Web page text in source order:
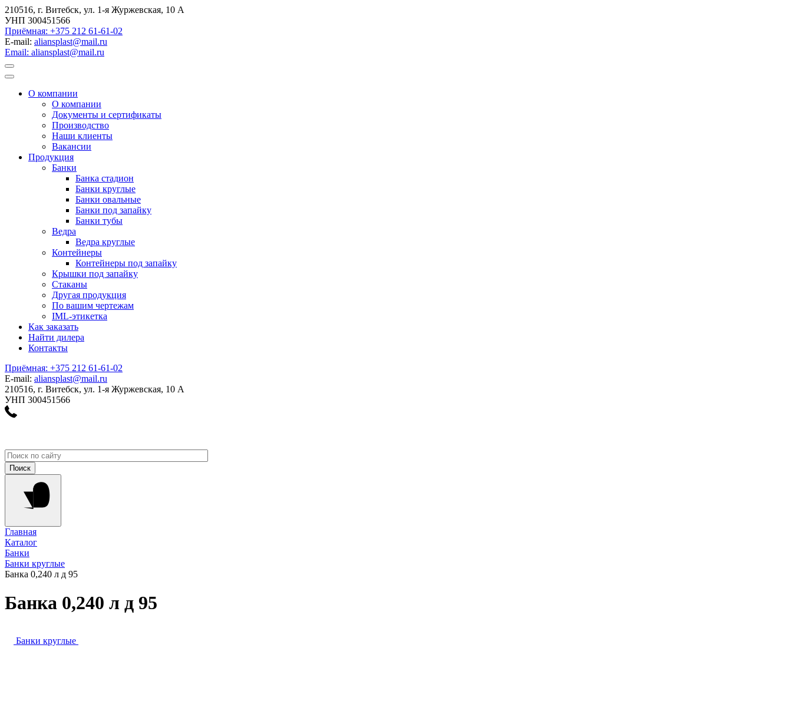
210516, г. Витебск, ул. 1-я Журжевская, 10 А
УНП 300451566
Приёмная: +375 212 61-61-02
E-mail: aliansplast@mail.ru
Email: aliansplast@mail.ru
О компании
О компании
Документы и сертификаты
Производство
Наши клиенты
Вакансии
Продукция
Банки
Банка стадион
Банки круглые
Банки овальные
Банки под запайку
Банки тубы
Ведра
Ведра круглые
Контейнеры
Контейнеры под запайку
Крышки под запайку
Стаканы
Другая продукция
По вашим чертежам
IML-этикетка
Как заказать
Найти дилера
Контакты
Приёмная: +375 212 61-61-02
E-mail: aliansplast@mail.ru
210516, г. Витебск, ул. 1-я Журжевская, 10 А
УНП 300451566
Главная
Каталог
Банки
Банки круглые
Банка 0,240 л д 95
Банка 0,240 л д 95
Банки круглые